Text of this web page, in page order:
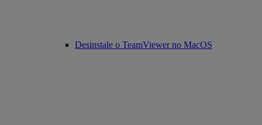
Desinstale o TeamViewer no MacOS